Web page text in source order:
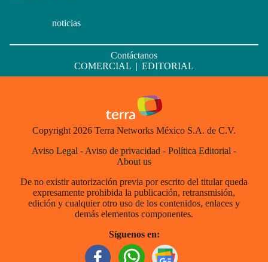
noticias
Contáctanos
COMERCIAL | EDITORIAL
Copyright 2026 Terra Networks México S.A. de C.V.
Aviso Legal - Aviso de privacidad - Política Editorial -
About us
De no existir autorización previa por escrito del titular queda
expresamente prohibida la publicación, retransmisión,
edición y cualquier otro uso de los contenidos, enlaces y
demás elementos componentes.
Síguenos en: